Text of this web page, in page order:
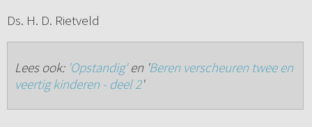
Ds. H. D. Rietveld
Lees ook: 'Opstandig'en ' Beren verscheuren twee en
veertig kinderen - deel 2'